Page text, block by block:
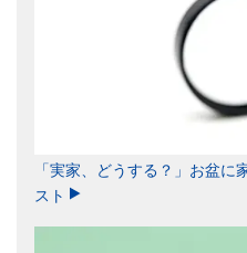
「実家、どうする？」お盆に
スト